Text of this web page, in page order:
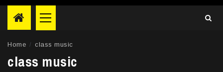
Primary
Menu
Home class music
class music